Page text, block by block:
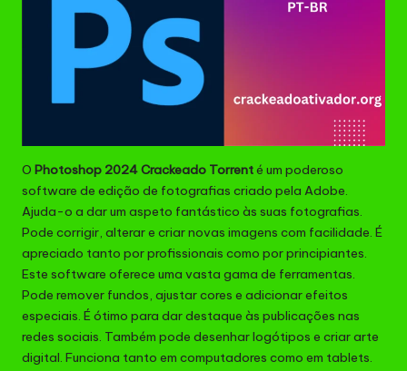
O Photoshop 2024 Crackeado Torrenté um poderoso
software de edição de fotografias criado pela Adobe.
Ajuda-o a dar um aspeto fantástico às suas fotografias.
Pode corrigir, alterar e criar novas imagens com facilidade. É
apreciado tanto por profissionais como por principiantes.
Este software oferece uma vasta gama de ferramentas.
Pode remover fundos, ajustar cores e adicionar efeitos
especiais. É ótimo para dar destaque às publicações nas
redes sociais. Também pode desenhar logótipos e criar arte
digital. Funciona tanto em computadores como em tablets.